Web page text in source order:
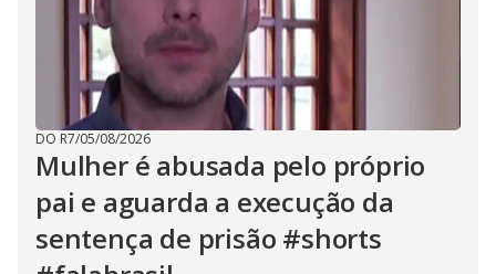
DO R7/05/08/2026
Mulher é abusada pelo próprio
pai e aguarda a execução da
sentença de prisão #shorts